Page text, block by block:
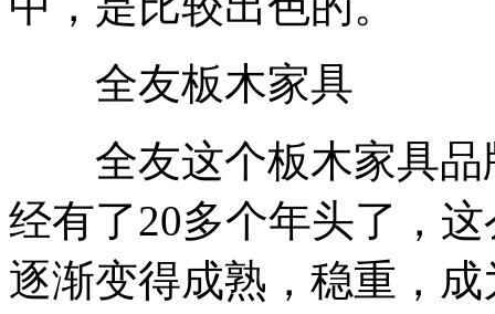
全友板木家具
全友这个板木家具品
经有了20多个年头了，
逐渐变得成熟，稳重，